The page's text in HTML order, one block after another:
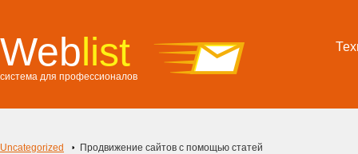
Weblist
система для профессионалов
Uncategorized Продвижение сайтов с помощью статей